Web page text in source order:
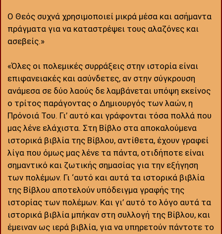
Ο Θεός συχνά χρησιμοποιεί μικρά μέσα και ασήμαντα
πράγματα για να καταστρέψει τους αλαζόνες και
ασεβείς.»
«Όλες οι πολεμικές συρράξεις στην ιστορία είναι
επιφανειακές και ασύνδετες, αν στην σύγκρουση
ανάμεσα σε δύο λαούς δε λαμβάνεται υπόψη εκείνος
ο τρίτος παράγοντας ο Δημιουργός των λαών, η
Πρόνοιά Του. Γι’ αυτό και γράφονται τόσα πολλά που
μας λένε ελάχιστα. Στη Βίβλο στα αποκαλούμενα
ιστορικά βιβλία της Βίβλου, αντίθετα, έχουν γραφεί
λίγα που όμως μας λένε τα πάντα, οτιδήποτε είναι
σημαντικό και ζωτικής σημασίας για την εξήγηση
των πολέμων. Γι ‘αυτό και αυτά τα ιστορικά βιβλία
της Βίβλου αποτελούν υπόδειγμα γραφής της
ιστορίας των πολέμων. Και γι’ αυτό το λόγο αυτά τα
ιστορικά βιβλία μπήκαν στη συλλογή της Βίβλου, και
έμειναν ως ιερά βιβλία, για να υπηρετούν πάντοτε το